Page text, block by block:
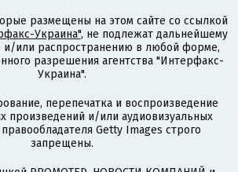
размещены на этом сайте со ссылкой
Украина", не подлежат дальнейшему
и/или распространению в любой форме,
разрешения агентства "Интерфакс-
Украина".
перепечатка и воспроизведение
произведений и/или аудиовизуальных
Getty Images строго
запрещены.